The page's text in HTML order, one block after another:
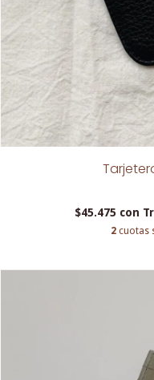
$45.475 con
2 cuotas